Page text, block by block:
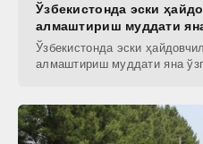
Ўзбекистонда эски
алмаштириш муддати
Ўзбекистонда эски
алмаштириш муддати яна